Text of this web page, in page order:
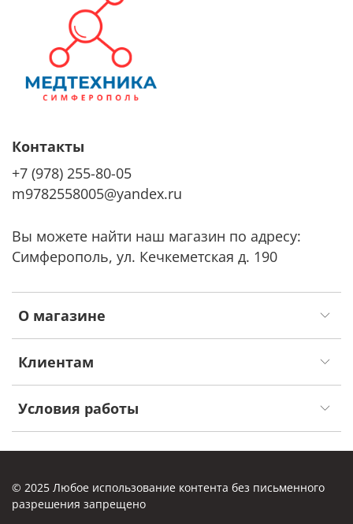
О магазине
Клиентам
Условия работы
Контакты
+7 (978) 255-80-05
m9782558005@yandex.ru
Вы можете найти наш магазин по адресу:
Симферополь, ул. Кечкеметская д. 190
© 2025 Любое использование контента без письменного
разрешения запрещено